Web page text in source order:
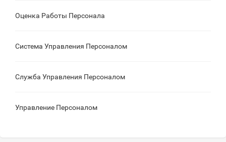
Оценка Работы Персонала
Система Управления Персоналом
Служба Управления Персоналом
Управление Персоналом